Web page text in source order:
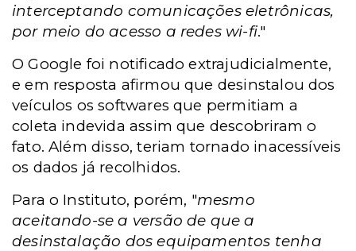
interceptando comunicações eletrônicas,
por meio do acesso a redes wi-fi."
O Google foi notificado extrajudicialmente,
e em resposta afirmou que desinstalou dos
veículos os softwares que permitiam a
coleta indevida assim que descobriram o
fato. Além disso, teriam tornado inacessíveis
os dados já recolhidos.
Para o Instituto, porém, "mesmo
aceitando-se a versão de que a
desinstalação dos equipamentos tenha